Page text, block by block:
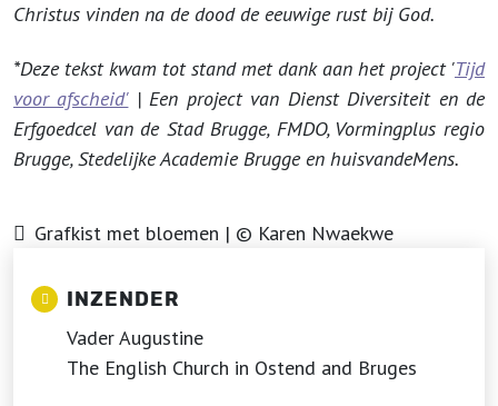
Christus vinden na de dood de eeuwige rust bij God.
*Deze tekst kwam tot stand met dank aan het project 'Tijd
voor afscheid'| Een project van Dienst Diversiteit en de
Erfgoedcel van de Stad Brugge, FMDO, Vormingplus regio
Brugge, Stedelijke Academie Brugge en huisvandeMens.
Grafkist met bloemen | © Karen Nwaekwe
INZENDER
Vader Augustine
The English Church in Ostend and Bruges